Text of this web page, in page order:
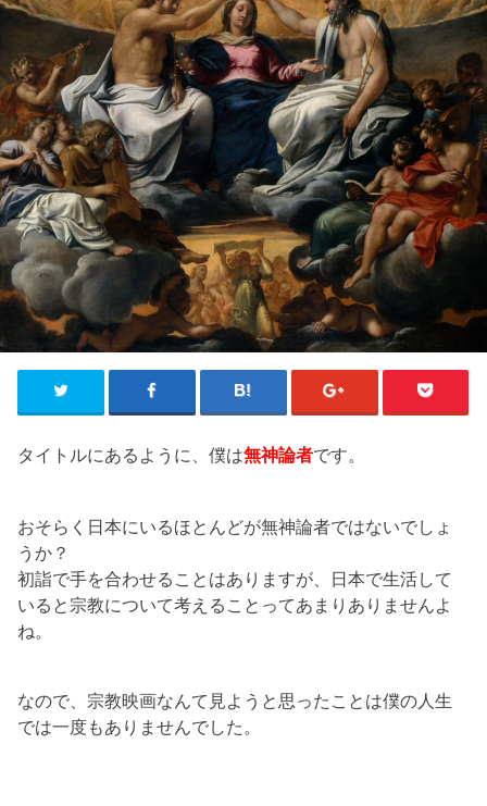
タイトルにあるように、僕は無神論者です。
おそらく日本にいるほとんどが無神論者ではないでしょ
うか？
初詣で手を合わせることはありますが、日本で生活して
いると宗教について考えることってあまりありませんよ
ね。
なので、宗教映画なんて見ようと思ったことは僕の人生
では一度もありませんでした。